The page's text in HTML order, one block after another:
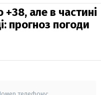
але в частині
прогноз погоди
телефону: